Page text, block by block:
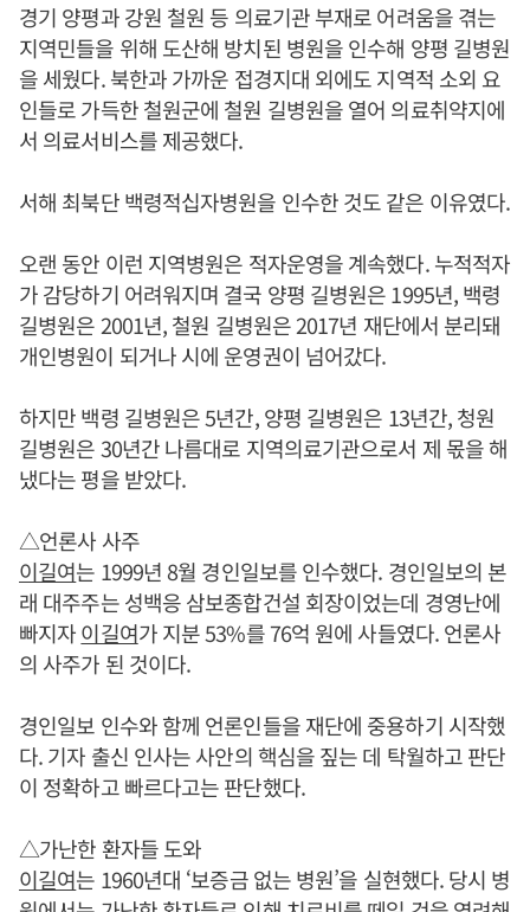
경기 양평과 강원 철원 등 의료기관 부재로 어려움을 겪는
지역민들을 위해 도산해 방치된 병원을 인수해 양평 길병원
을 세웠다. 북한과 가까운 접경지대 외에도 지역적 소외 요
인들로 가득한 철원군에 철원 길병원을 열어 의료취약지에
서 의료서비스를 제공했다.
서해 최북단 백령적십자병원을 인수한 것도 같은 이유였다.
오랜 동안 이런 지역병원은 적자운영을 계속했다. 누적적자
가 감당하기 어려워지며 결국 양평 길병원은 1995년, 백령
길병원은 2001년, 철원 길병원은 2017년 재단에서 분리돼
개인병원이 되거나 시에 운영권이 넘어갔다.
하지만 백령 길병원은 5년간, 양평 길병원은 13년간, 청원
길병원은 30년간 나름대로 지역의료기관으로서 제 몫을 해
냈다는 평을 받았다.
△언론사 사주
이길여는 1999년 8월 경인일보를 인수했다. 경인일보의 본
래 대주주는 성백응 삼보종합건설 회장이었는데 경영난에
빠지자이길여가 지분 53%를 76억 원에 사들였다. 언론사
의 사주가 된 것이다.
경인일보 인수와 함께 언론인들을 재단에 중용하기 시작했
다. 기자 출신 인사는 사안의 핵심을 짚는 데 탁월하고 판단
이 정확하고 빠르다고는 판단했다.
△가난한 환자들 도와
이길여는 1960년대 ‘보증금 없는 병원’을 실현했다. 당시 병